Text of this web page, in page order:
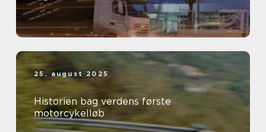
25. august 2025
Historien bag verdens første
motorcykelløb